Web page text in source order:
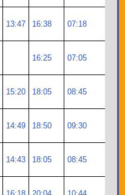
13:47 16:38 07:18
16:25 07:05
15:20 18:05 08:45
14:49 18:50 09:30
14:43 18:05 08:45